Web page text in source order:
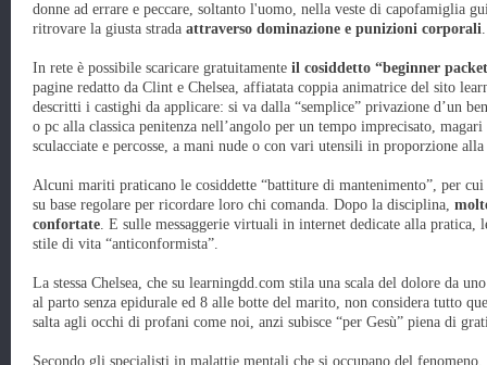
donne ad errare e peccare, soltanto l'uomo, nella veste di capofamiglia
ritrovare la giusta strada attraverso dominazione e punizioni corporali.
In rete è possibile scaricare gratuitamente il cosiddetto “beginner
pagine redatto da Clint e Chelsea, affiatata coppia animatrice del sito
descritti i castighi da applicare: si va dalla “semplice” privazione d’un
o pc alla classica penitenza nell’angolo per un tempo imprecisato,
sculacciate e percosse, a mani nude o con vari utensili in proporzione alla
Alcuni mariti praticano le cosiddette “battiture di mantenimento”, per
su base regolare per ricordare loro chi comanda. Dopo la disciplina,
confortate. E sulle messaggerie virtuali in internet dedicate alla pratica,
stile di vita “anticonformista”.
La stessa Chelsea, che su learningdd.com stila una scala del dolore da
al parto senza epidurale ed 8 alle botte del marito, non considera tutto
salta agli occhi di profani come noi, anzi subisce “per Gesù” piena di
Secondo gli specialisti in malattie mentali che si occupano del